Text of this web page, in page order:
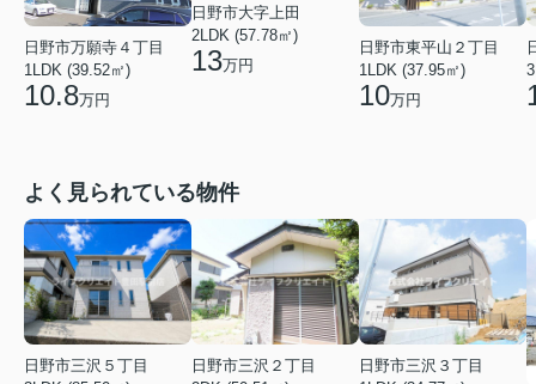
日野市万願寺４丁目
1LDK (39.52㎡)
10.8万円
日野市大字上田
2LDK (57.78㎡)
13万円
日野市東平山２丁目
1LDK (37.95㎡)
10万円
よく見られている物件
日野市三沢５丁目
日野市三沢２丁目
日野市三沢３丁目